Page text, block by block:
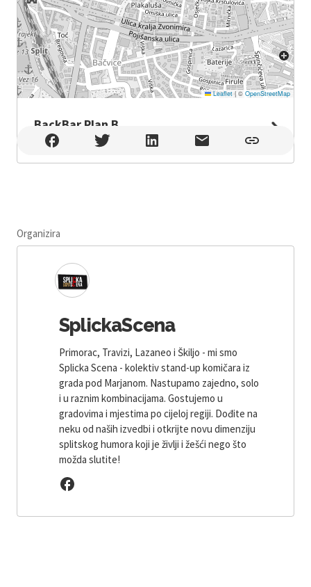
Leaflet |© OpenStreetMap
BackBar Plan B
BackBar Plan B , Split
Organizira
SplickaScena
Primorac, Travizi, Lazaneo i Škiljo - mi smo
Splicka Scena - kolektiv stand-up komičara iz
grada pod Marjanom. Nastupamo zajedno, solo
i u raznim kombinacijama. Gostujemo u
gradovima i mjestima po cijeloj regiji. Dođite na
neku od naših izvedbi i otkrijte novu dimenziju
splitskog humora koji je življi i žešći nego što
možda slutite!